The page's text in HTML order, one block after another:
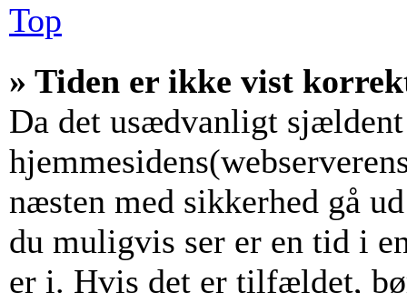
Top
» Tiden er ikke vist
Da det usædvanligt
næsten med sikkerhed gå
du muligvis ser er en tid i
er i. Hvis det er tilfældet,